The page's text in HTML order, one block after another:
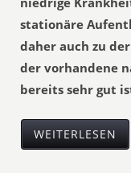
stationäre
daher auch zu
der vorhandene
bereits sehr gut
WEITERLESEN